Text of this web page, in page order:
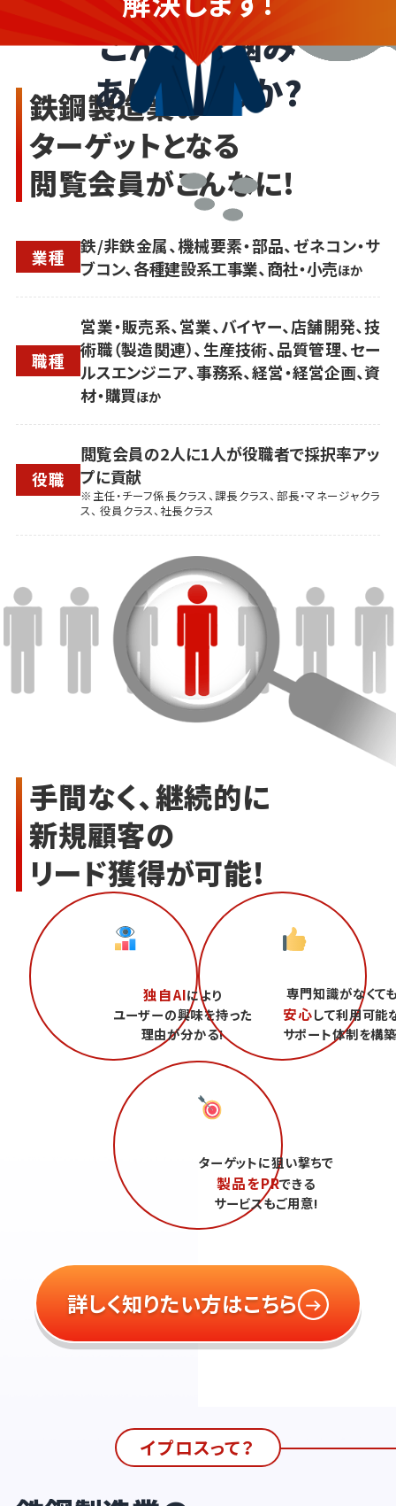
こんなお悩み
ありませんか?
鉄鋼製造業の
ターゲットとなる
閲覧会員がこんなに!
業種
鉄/非鉄金属、機械要素・部品、ゼネコン・サ
ブコン、各種建設系工事業、商社・小売ほか
職種
営業・販売系、営業、バイヤー、店舗開発、技
術職（製造関連）、生産技術、品質管理、セー
ルスエンジニア、事務系、経営・経営企画、資
材・購買ほか
役職
閲覧会員の2人に1人が役職者で採択率アッ
プに貢献
※主任・チーフ係長クラス、課長クラス、部長・マネージャクラ
ス、 役員クラス、社長クラス
手間なく、継続的に
新規顧客の
リード獲得が可能!
独自AIにより
ユーザーの興味を持った
理由が分かる!
専門知識がなくて
安心して利用可能
サポート体制を構
ターゲットに狙い撃ちで
製品をPRできる
サービスもご用意!
詳しく知りたい方はこちら
イプロスって？